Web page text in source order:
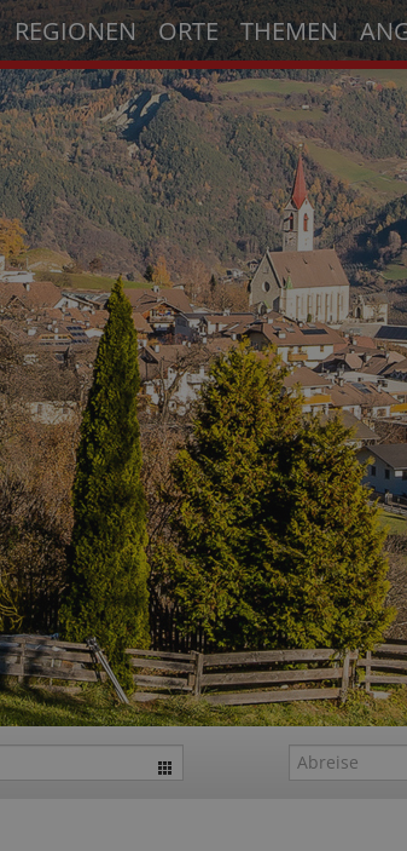
REGIONEN ORTE THEMEN